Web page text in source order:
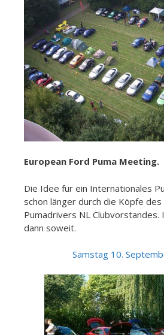
European Ford Puma Meeting.
Die Idee für ein Internationales
schon länger durch die Köpfe des
Pumadrivers NL Clubvorstandes.
dann soweit.
Samstag 10.